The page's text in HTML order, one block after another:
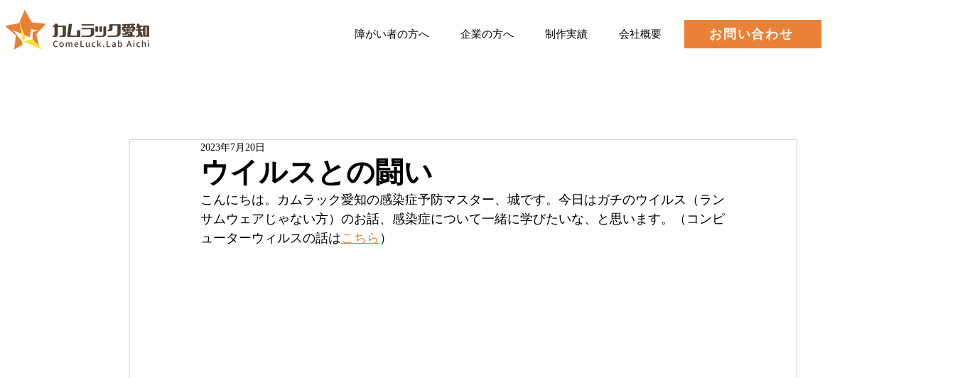
障がい者の方へ 企業の方へ 制作実績 会社概要 お問い合わせ
ウイルスとの闘い
2023年7月20日
こんにちは。カムラック愛知の感染症予防マスター、城です。今日はガチのウイルス（ラン
サムウェアじゃない方）のお話、感染症について一緒に学びたいな、と思います。（コンピ
ューターウィルスの話はこちら ）